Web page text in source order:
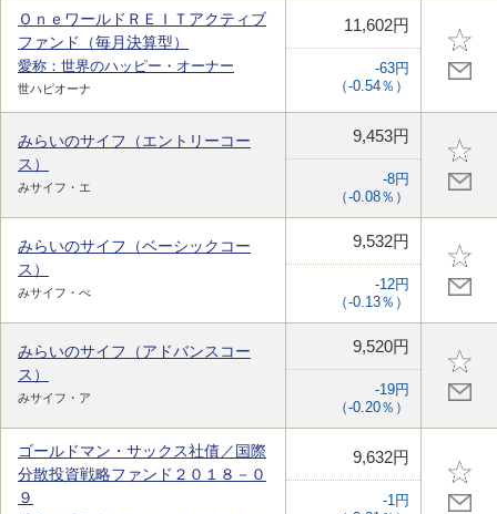
ＯｎｅワールドＲＥＩＴアクティブ
ファンド（毎月決算型）
愛称：世界のハッピー・オーナー
世ハピオーナ
11,602円
-63円
（-0.54％）
みらいのサイフ（エントリーコー
ス）
みサイフ・エ
9,453円
-8円
（-0.08％）
みらいのサイフ（ベーシックコー
ス）
みサイフ・べ
9,532円
-12円
（-0.13％）
みらいのサイフ（アドバンスコー
ス）
みサイフ・ア
9,520円
-19円
（-0.20％）
ゴールドマン・サックス社債／国際
分散投資戦略ファンド２０１８－０
９
9,632円
-1円